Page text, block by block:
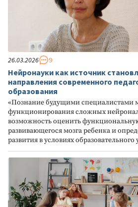
26.03.2026 9
Нейронауки как источник
направления современного
образования
«Познание будущими специалистами
функционирования сложных
возможность оценить
развивающегося мозга ребенка и
развития в условиях